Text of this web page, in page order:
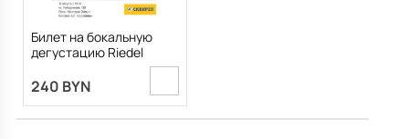
Билет на бокальную
дегустацию Riedel
240 BYN